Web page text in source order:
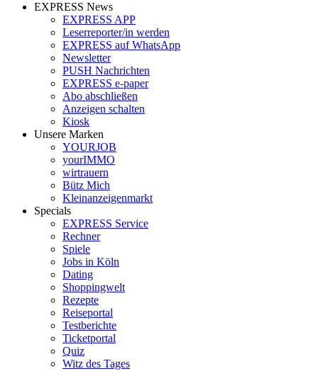
EXPRESS News
EXPRESS APP
Leserreporter/in werden
EXPRESS auf WhatsApp
Newsletter
PUSH Nachrichten
EXPRESS e-paper
Abo abschließen
Anzeigen schalten
Kiosk
Unsere Marken
YOURJOB
yourIMMO
wirtrauern
Bütz Mich
Kleinanzeigenmarkt
Specials
EXPRESS Service
Rechner
Spiele
Jobs in Köln
Dating
Shoppingwelt
Rezepte
Reiseportal
Testberichte
Ticketportal
Quiz
Witz des Tages